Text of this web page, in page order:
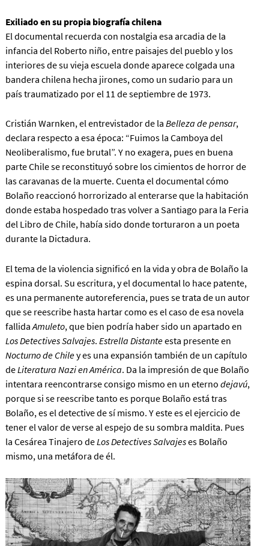
Exiliado en su propia biografía chilena
El documental recuerda con nostalgia esa arcadia de la
infancia del Roberto niño, entre paisajes del pueblo y los
interiores de su vieja escuela donde aparece colgada una
bandera chilena hecha jirones, como un sudario para un
país traumatizado por el 11 de septiembre de 1973.
Cristián Warnken, el entrevistador de la Belleza de pensar,
declara respecto a esa época: “Fuimos la Camboya del
Neoliberalismo, fue brutal”. Y no exagera, pues en buena
parte Chile se reconstituyó sobre los cimientos de horror de
las caravanas de la muerte. Cuenta el documental cómo
Bolaño reaccionó horrorizado al enterarse que la habitación
donde estaba hospedado tras volver a Santiago para la Feria
del Libro de Chile, había sido donde torturaron a un poeta
durante la Dictadura.
El tema de la violencia significó en la vida y obra de Bolaño la
espina dorsal. Su escritura, y el documental lo hace patente,
es una permanente autoreferencia, pues se trata de un autor
que se reescribe hasta hartar como es el caso de esa novela
fallida Amuleto, que bien podría haber sido un apartado en
Los Detectives Salvajes. Estrella Distanteesta presente en
Nocturno de Chiley es una expansión también de un capítulo
deLiteratura Nazi en América. Da la impresión de que Bolaño
intentara reencontrarse consigo mismo en un eterno dejavú,
porque si se reescribe tanto es porque Bolaño está tras
Bolaño, es el detective de sí mismo. Y este es el ejercicio de
tener el valor de verse al espejo de su sombra maldita. Pues
la Cesárea Tinajero deLos Detectives Salvajeses Bolaño
mismo, una metáfora de él.